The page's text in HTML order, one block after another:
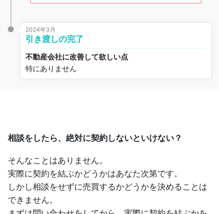
2024年3月
引き渡しの完了
不動産会社に改善して欲しい点
特にありません
相談をしたら、絶対に契約しないといけない？
そんなことはありません。
実際に契約を結ぶかどうかはあなた次第です。
しかし相談をせずに売買するかどうかを決めることは
できません。